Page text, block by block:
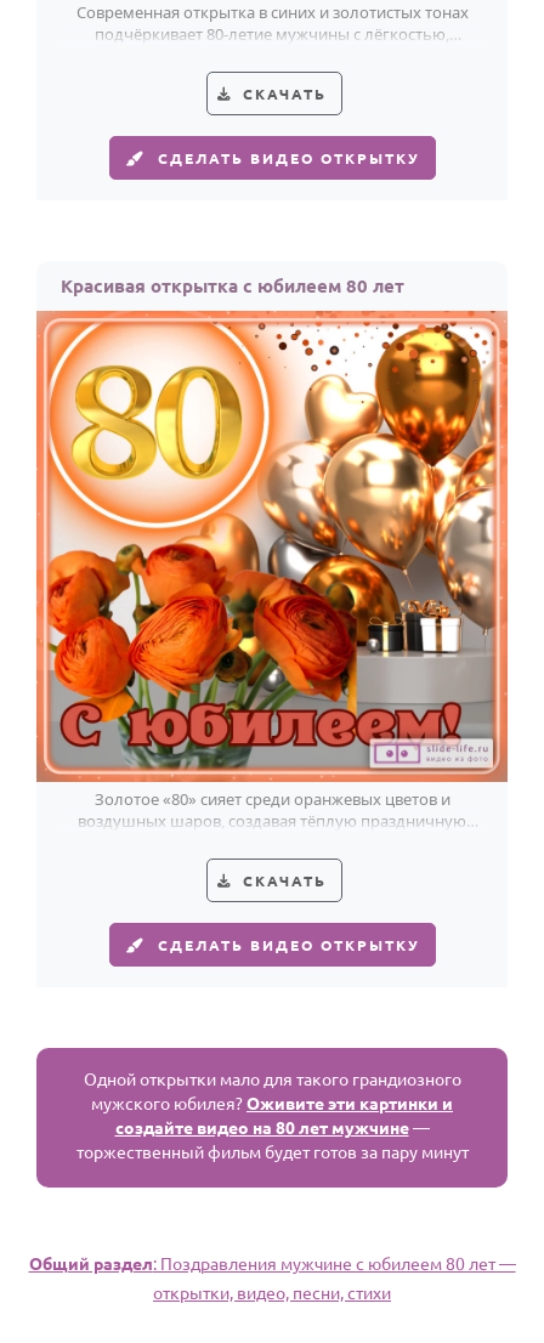
Современная открытка в синих и золотистых тонах
подчёркивает 80-летие мужчины с лёгкостью,
СКАЧАТЬ
СДЕЛАТЬ ВИДЕО ОТКРЫТКУ
Красивая открытка с юбилеем 80 лет
Золотое «80» сияет среди оранжевых цветов и
воздушных шаров, создавая тёплую праздничную
СКАЧАТЬ
СДЕЛАТЬ ВИДЕО ОТКРЫТКУ
Одной открытки мало для такого грандиозного
мужского юбилея?Оживите эти картинки и
создайте видео на 80 лет мужчине—
торжественный фильм будет готов за пару минут
Общий раздел: Поздравления мужчине с юбилеем 80 лет —
открытки, видео, песни, стихи